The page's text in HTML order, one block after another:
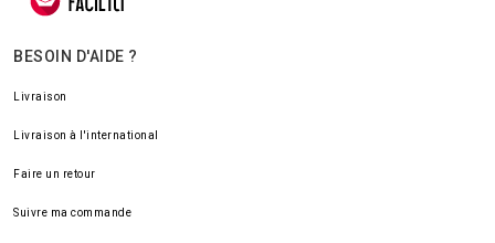
BESOIN D'AIDE ?
Livraison
Livraison à l'international
Faire un retour
Suivre ma commande